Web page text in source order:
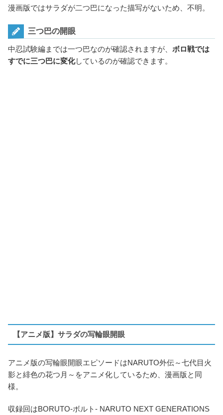
漫画版ではサラダが二つ巴になった描写がないため、不明。
三つ巴の開眼
中忍試験編までは一つ巴なのが確認されますが、 ボロ戦では
すでに三つ巴に変化しているのが確認できます。
【アニメ版】サラダの写輪眼開眼
アニメ版の写輪眼開眼エピソードはNARUTO外伝～七代目火
影と緋色の花つ月～をアニメ化しているため、漫画版と同
様。
収録回はBORUTO-ボルト- NARUTO NEXT GENERATIONS